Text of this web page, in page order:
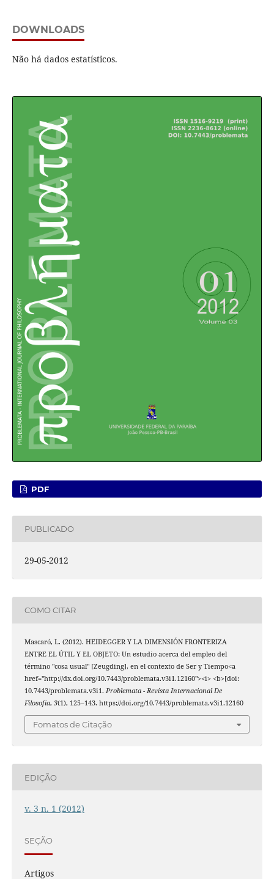
DOWNLOADS
Não há dados estatísticos.
PDF
PUBLICADO
29-05-2012
COMO CITAR
Mascaró, L. (2012). HEIDEGGER Y LA DIMENSIÓN FRONTERIZA
ENTRE EL ÚTIL Y EL OBJETO: Un estudio acerca del empleo del
término "cosa usual" [Zeugding], en el contexto de Ser y Tiempo<a
href="http://dx.doi.org/10.7443/problemata.v3i1.12160"><i> <b>[doi:
10.7443/problemata.v3i1. Problemata - Revista Internacional De
Filosofia, 3(1), 125–143. https://doi.org/10.7443/problemata.v3i1.12160
Fomatos de Citação
EDIÇÃO
v. 3 n. 1 (2012)
SEÇÃO
Artigos